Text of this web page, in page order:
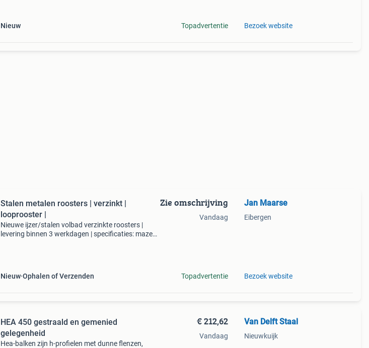
Nieuw Topadvertentie Bezoek website
Stalen metalen roosters | verzinkt |
looprooster |
Nieuwe ijzer/stalen volbad verzinkte roosters |
levering binnen 3 werkdagen | specificaties: mazen:
Nieuw Ophalen of Verzenden
Zie omschrijving
Vandaag
Topadvertentie
Jan Maarse
Eibergen
Bezoek website
HEA 450 gestraald en gemenied
gelegenheid
Hea-balken zijn h-profielen met dunne flenzen,
€ 212,62
Vandaag
Van Delft Staal
Nieuwkuijk